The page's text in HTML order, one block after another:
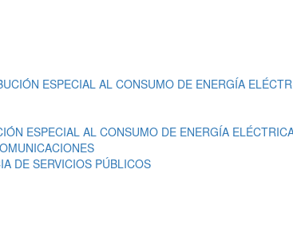
ESPECIAL AL CONSUMO DE ENERGÍA
ESPECIAL AL CONSUMO DE ENERGÍA
DE SERVICIOS PÚBLICOS